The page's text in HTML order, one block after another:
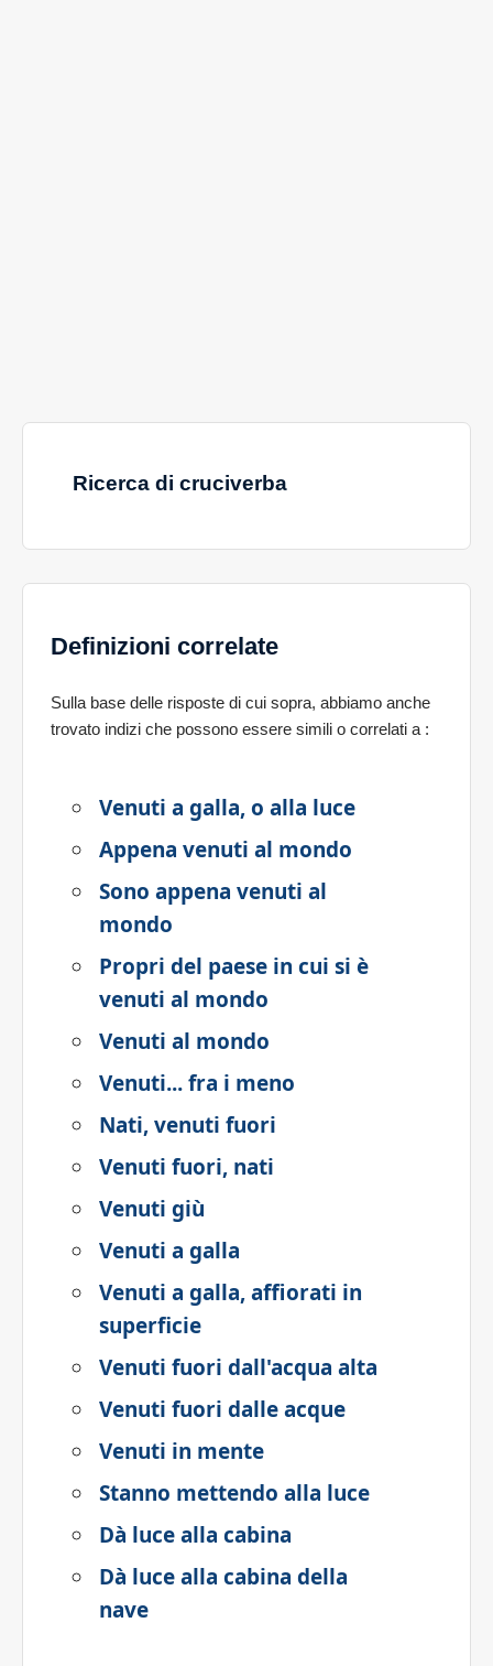
Ricerca di cruciverba
Definizioni correlate
Sulla base delle risposte di cui sopra, abbiamo anche
trovato indizi che possono essere simili o correlati a :
Venuti a galla, o alla luce
Appena venuti al mondo
Sono appena venuti al
mondo
Propri del paese in cui si è
venuti al mondo
Venuti al mondo
Venuti... fra i meno
Nati, venuti fuori
Venuti fuori, nati
Venuti giù
Venuti a galla
Venuti a galla, affiorati in
superficie
Venuti fuori dall'acqua alta
Venuti fuori dalle acque
Venuti in mente
Stanno mettendo alla luce
Dà luce alla cabina
Dà luce alla cabina della
nave